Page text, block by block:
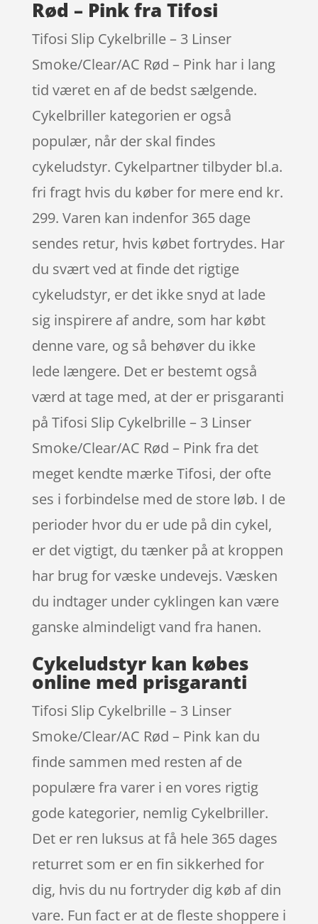
Rød – Pink fra Tifosi
Tifosi Slip Cykelbrille – 3 Linser
Smoke/Clear/AC Rød – Pink har i lang
tid været en af de bedst sælgende.
Cykelbriller kategorien er også
populær, når der skal findes
cykeludstyr. Cykelpartner tilbyder bl.a.
fri fragt hvis du køber for mere end kr.
299. Varen kan indenfor 365 dage
sendes retur, hvis købet fortrydes. Har
du svært ved at finde det rigtige
cykeludstyr, er det ikke snyd at lade
sig inspirere af andre, som har købt
denne vare, og så behøver du ikke
lede længere. Det er bestemt også
værd at tage med, at der er prisgaranti
på Tifosi Slip Cykelbrille – 3 Linser
Smoke/Clear/AC Rød – Pink fra det
meget kendte mærke Tifosi, der ofte
ses i forbindelse med de store løb. I de
perioder hvor du er ude på din cykel,
er det vigtigt, du tænker på at kroppen
har brug for væske undevejs. Væsken
du indtager under cyklingen kan være
ganske almindeligt vand fra hanen.
Cykeludstyr kan købes
online med prisgaranti
Tifosi Slip Cykelbrille – 3 Linser
Smoke/Clear/AC Rød – Pink kan du
finde sammen med resten af de
populære fra varer i en vores rigtig
gode kategorier, nemlig Cykelbriller.
Det er ren luksus at få hele 365 dages
returret som er en fin sikkerhed for
dig, hvis du nu fortryder dig køb af din
vare. Fun fact er at de fleste shoppere i